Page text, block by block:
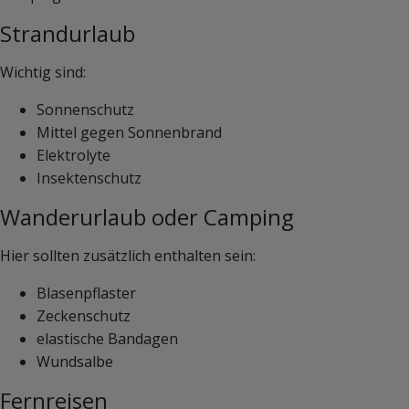
Strandurlaub
Wichtig sind:
Sonnenschutz
Mittel gegen Sonnenbrand
Elektrolyte
Insektenschutz
Wanderurlaub oder Camping
Hier sollten zusätzlich enthalten sein:
Blasenpflaster
Zeckenschutz
elastische Bandagen
Wundsalbe
Fernreisen